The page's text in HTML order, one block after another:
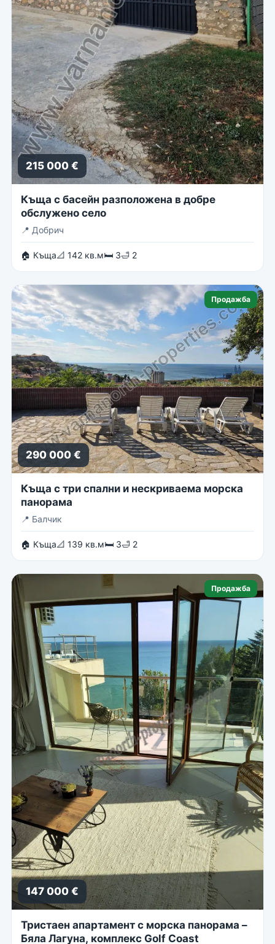
215 000 €
Къща с басейн разположена в добре
обслужено село
📍 Добрич
🏠 Къща📐 142 кв.м🛏 3🛁 2
Продажба
290 000 €
Къща с три спални и нескриваема морска
панорама
📍 Балчик
🏠 Къща📐 139 кв.м🛏 3🛁 2
Продажба
147 000 €
Тристаен апартамент с морска панорама –
Бяла Лагуна, комплекс Golf Coast